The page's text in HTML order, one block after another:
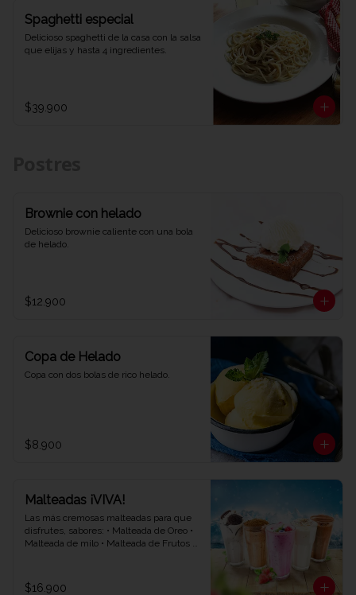
Spaghetti especial
Delicioso spaghetti de la casa con la salsa
que elijas y hasta 4 ingredientes.
$39.900
Brownie con helado
Delicioso brownie caliente con una bola
de helado.
$12.900
Copa de Helado
Copa con dos bolas de rico helado.
$8.900
Malteadas ¡VIVA!
Las más cremosas malteadas para que
disfrutes, sabores: • Malteada de Oreo •
Malteada de milo • Malteada de Frutos
$16.900